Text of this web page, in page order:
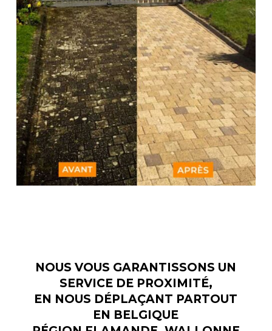
NOUS VOUS GARANTISSONS UN
SERVICE DE PROXIMITÉ,
EN NOUS DÉPLAÇANT PARTOUT
EN BELGIQUE